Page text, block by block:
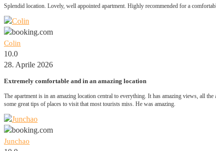
Splendid location. Lovely, well appointed apartment. Highly recommended for a
Colin
10.0
28. Aprile 2026
Extremely comfortable and in an amazing location
The apartment is in an amazing location central to everything. It has amazing views, all
some great tips of places to visit that most tourists miss. He was amazing.
Junchao